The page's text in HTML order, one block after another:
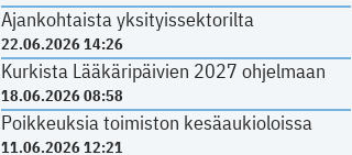
Ajankohtaista yksityissektorilta
22.06.2026 14:26
Kurkista Lääkäripäivien 2027 ohjelmaan
18.06.2026 08:58
Poikkeuksia toimiston kesäaukioloissa
11.06.2026 12:21